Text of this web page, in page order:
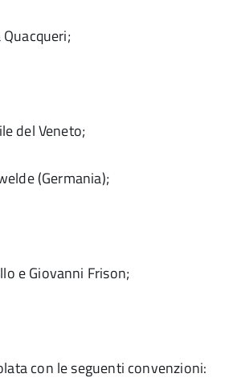
del Veneto;
(Germania);
e Giovanni Frison;
con le seguenti convenzioni: